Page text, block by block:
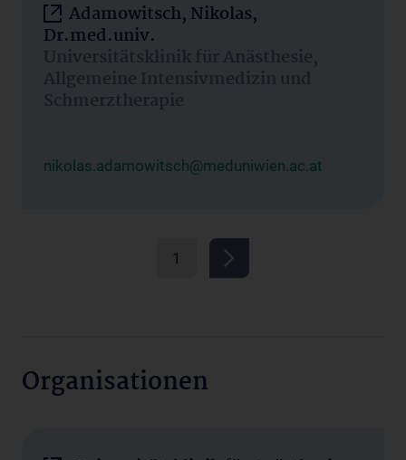
Adamowitsch, Nikolas,
Dr.med.univ.
Universitätsklinik für Anästhesie,
Allgemeine Intensivmedizin und
Schmerztherapie
nikolas.adamowitsch@meduniwien.ac.at
1
Organisationen